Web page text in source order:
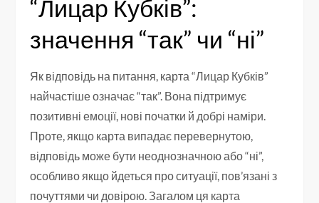
“Лицар Кубків”:
значення “так” чи “ні”
Як відповідь на питання, карта “Лицар Кубків”
найчастіше означає “так”. Вона підтримує
позитивні емоції, нові початки й добрі наміри.
Проте, якщо карта випадає перевернутою,
відповідь може бути неоднозначною або “ні”,
особливо якщо йдеться про ситуації, пов’язані з
почуттями чи довірою. Загалом ця карта